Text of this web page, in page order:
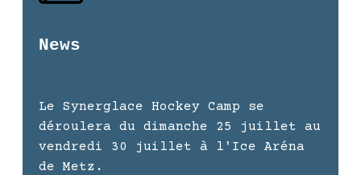
News
Le Synerglace Hockey Camp se
déroulera du dimanche 25 juillet au
vendredi 30 juillet à l'Ice Aréna
de Metz.